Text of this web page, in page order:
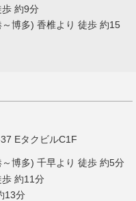
約9分
博多) 香椎より 徒歩 約15
EタクビルC1F
博多) 千早より 徒歩 約5分
約11分
13分